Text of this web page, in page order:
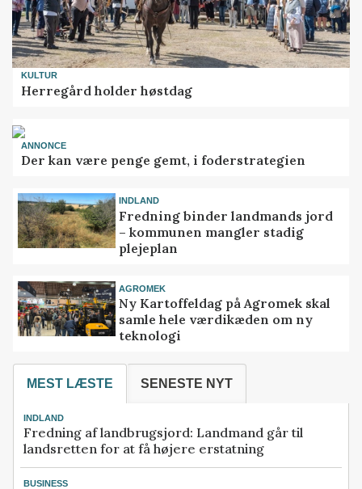
KULTUR
Herregård holder høstdag
ANNONCE
Der kan være penge gemt, i foderstrategien
INDLAND
Fredning binder landmands jord
– kommunen mangler stadig
plejeplan
AGROMEK
Ny Kartoffeldag på Agromek skal
samle hele værdikæden om ny
teknologi
MEST LÆSTE SENESTE NYT
INDLAND
Fredning af landbrugsjord: Landmand går til
landsretten for at få højere erstatning
BUSINESS